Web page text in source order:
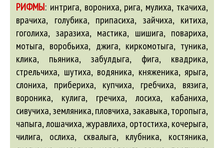
РИФМЫ: интрига, ворониха, рига, мулиха, ткачиха,
врачиха, голубика, припасиха, зайчиха, китиха,
гоголиха, заразиха, мастика, шишига, повариха,
мотыга, воробьиха, джига, киркомотыга, туника,
клика, пьяника, забулдыга, фига, квадрика,
стрельчиха, шутиха, водяника, княженика, ярыга,
слониха, прибериха, купчиха, гребчиха, вязига,
вороника, кулига, гречиха, лосиха, кабаниха,
сивучиха, земляника, пловчиха, закавыка, торопыга,
чапыга, лошачиха, журавлиха, ортостиха, кочерыга,
чилига, ослиха, сквалыга, клубника, костяника,